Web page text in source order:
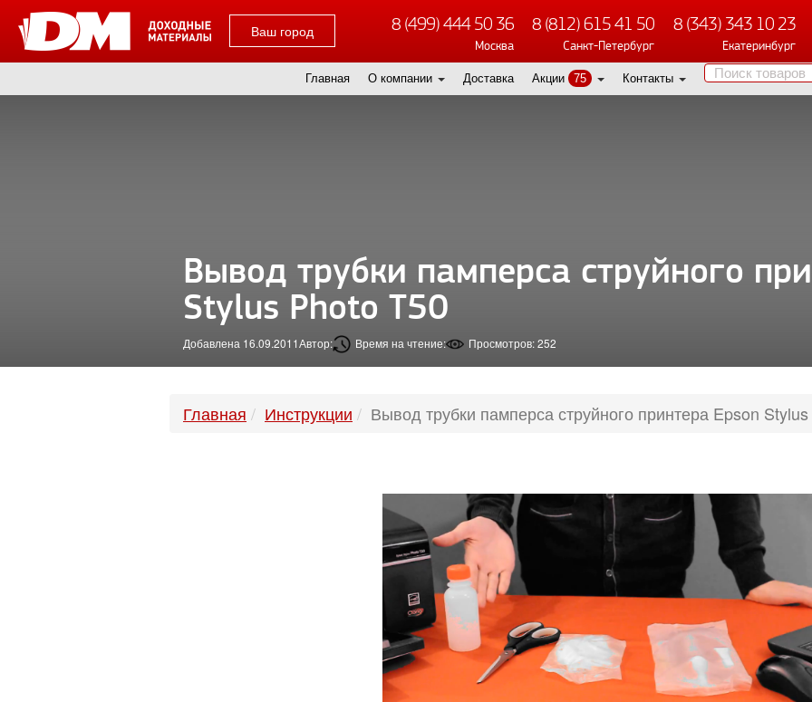
Ваш город 8 (499) 444 50 36
Москва
8 (812) 615 41 50
Санкт-Петербург
8 (343) 343 10 23
Екатеринбург
Главная О компании Доставка Акции 75 Контакты
Вывод трубки памперса струйного
Stylus Photo T50
Добавлена 16.09.2011Автор: Время на чтение: Просмотров: 252
Главная Инструкции Вывод трубки памперса струйного принтера Epson